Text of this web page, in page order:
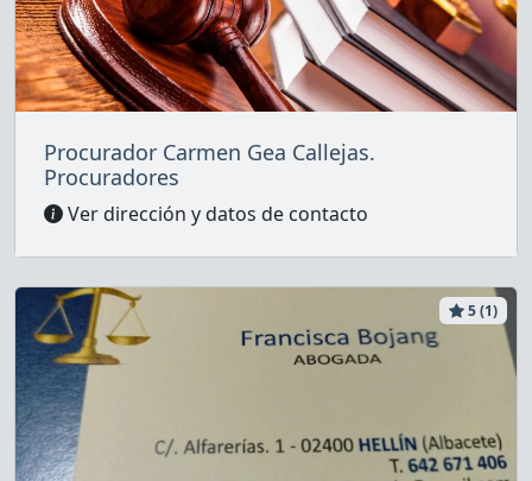
Procurador Carmen Gea Callejas.
Procuradores
Ver dirección y datos de contacto
5 (1)